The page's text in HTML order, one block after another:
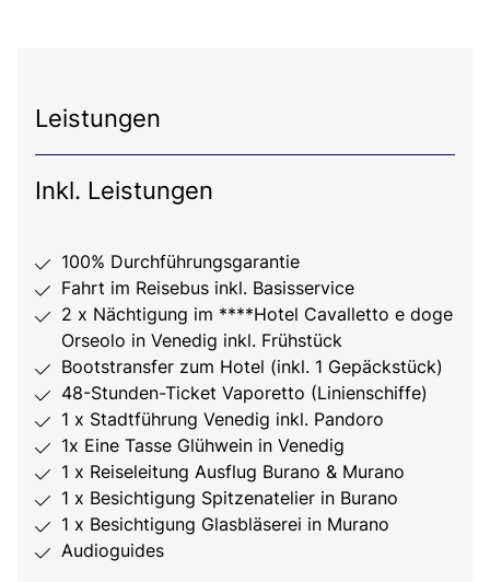
Leistungen
Inkl. Leistungen
100% Durchführungsgarantie
Fahrt im Reisebus inkl. Basisservice
2 x Nächtigung im ****Hotel Cavalletto e doge
Orseolo in Venedig inkl. Frühstück
Bootstransfer zum Hotel (inkl. 1 Gepäckstück)
48-Stunden-Ticket Vaporetto (Linienschiffe)
1 x Stadtführung Venedig inkl. Pandoro
1x Eine Tasse Glühwein in Venedig
1 x Reiseleitung Ausflug Burano & Murano
1 x Besichtigung Spitzenatelier in Burano
1 x Besichtigung Glasbläserei in Murano
Audioguides